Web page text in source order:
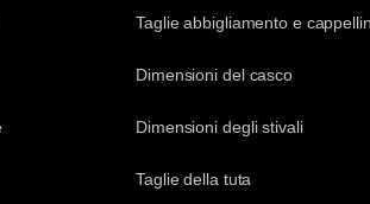
Taglie abbigliamento e
Dimensioni del casco
Dimensioni degli stivali
Taglie della tuta